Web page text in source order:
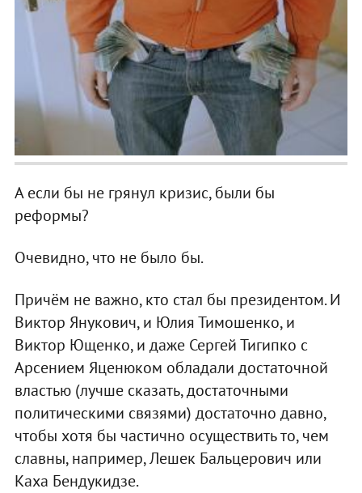
А если бы не грянул кризис, были бы
реформы?
Очевидно, что не было бы.
Причём не важно, кто стал бы президентом. И
Виктор Янукович, и Юлия Тимошенко, и
Виктор Ющенко, и даже Сергей Тигипко с
Арсением Яценюком обладали достаточной
властью (лучше сказать, достаточными
политическими связями) достаточно давно,
чтобы хотя бы частично осуществить то, чем
славны, например, Лешек Бальцерович или
Каха Бендукидзе.